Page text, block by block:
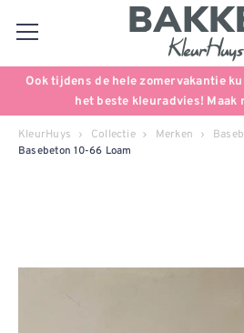
Ook tijdens de hele zomervakantie
het beste kleuradvies! Maak
KleurHuys Collectie Merken
Basebeton 10-66 Loam